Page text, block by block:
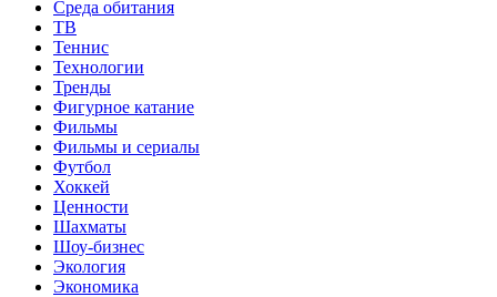
Среда обитания
ТВ
Теннис
Технологии
Тренды
Фигурное катание
Фильмы
Фильмы и сериалы
Футбол
Хоккей
Ценности
Шахматы
Шоу-бизнес
Экология
Экономика